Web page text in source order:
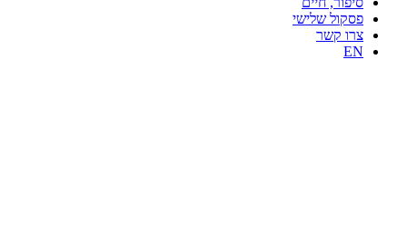
פסקול שלישי
צרו קשר
EN